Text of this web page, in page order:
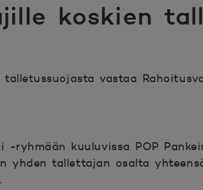
koskien
vastaa
-ryhmään kuuluvissa POP
yhden tallettajan osalta